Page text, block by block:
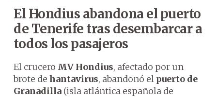
El Hondius abandona el puerto
de Tenerife tras desembarcar a
todos los pasajeros
El crucero MV Hondius, afectado por un
brote de hantavirus, abandonó el puerto de
Granadilla (isla atlántica española de